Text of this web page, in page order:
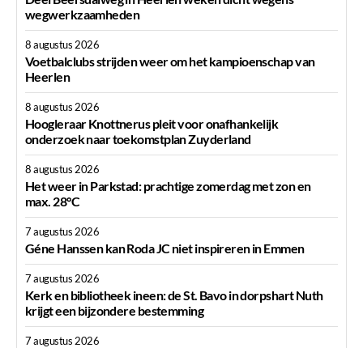
wegwerkzaamheden
8 augustus 2026
Voetbalclubs strijden weer om het kampioenschap van
Heerlen
8 augustus 2026
Hoogleraar Knottnerus pleit voor onafhankelijk
onderzoek naar toekomstplan Zuyderland
8 augustus 2026
Het weer in Parkstad: prachtige zomerdag met zon en
max. 28°C
7 augustus 2026
Géne Hanssen kan Roda JC niet inspireren in Emmen
7 augustus 2026
Kerk en bibliotheek ineen: de St. Bavo in dorpshart Nuth
krijgt een bijzondere bestemming
7 augustus 2026